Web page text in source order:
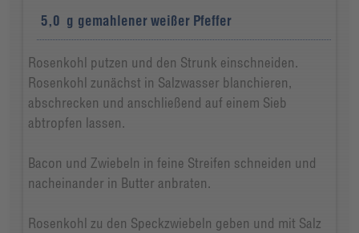
5,0 g gemahlener weißer Pfeffer
Rosenkohl putzen und den Strunk einschneiden.
Rosenkohl zunächst in Salzwasser blanchieren,
abschrecken und anschließend auf einem Sieb
abtropfen lassen.
Bacon und Zwiebeln in feine Streifen schneiden und
nacheinander in Butter anbraten.
Rosenkohl zu den Speckzwiebeln geben und mit Salz